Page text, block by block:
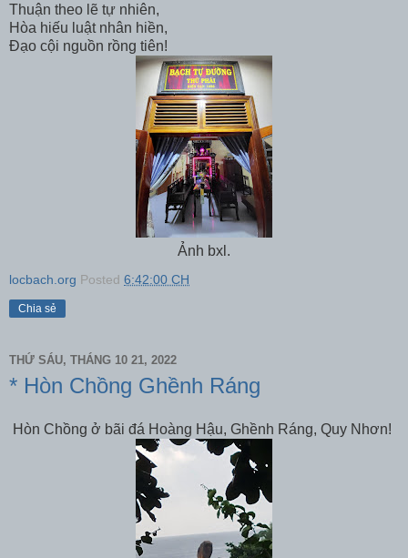
Thuận theo lẽ tự nhiên,
Hòa hiếu luật nhân hiền,
Đạo cội nguồn rồng tiên!
Ảnh bxl.
locbach.org Posted 6:42:00 CH
Chia sẻ
THỨ SÁU, THÁNG 10 21, 2022
* Hòn Chồng Ghềnh Ráng
Hòn Chồng ở bãi đá Hoàng Hậu, Ghềnh Ráng, Quy Nhơn!